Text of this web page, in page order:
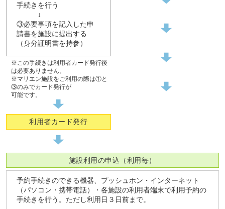
手続きを行う
↓
③必要事項を記入した申
請書を施設に提出する
（身分証明書を持参）
※この手続きは利用者カード発行後
は必要ありません。
※マリエン施設をご利用の際は①と
③のみでカード発行が
可能です。
利用者カード発行
施設利用の申込（利用毎）
予約手続きのできる機器、プッシュホン・インターネット
（パソコン・携帯電話）・各施設の利用者端末で利用予約の
手続きを行う。ただし利用日３日前まで。